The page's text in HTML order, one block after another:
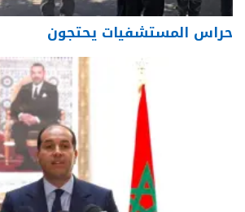
حراس المستشفيات يحتجون